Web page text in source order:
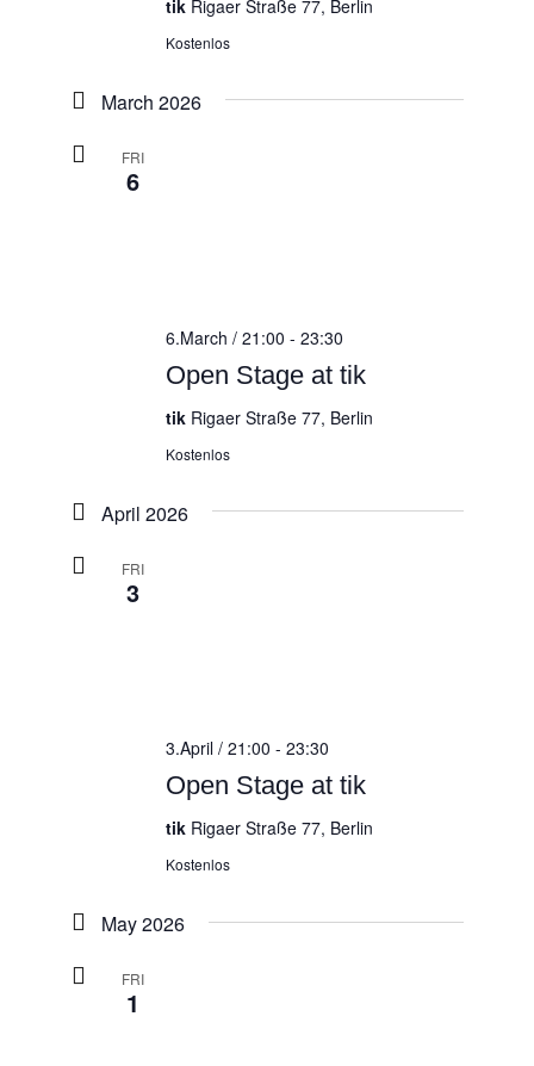
tik Rigaer Straße 77, Berlin
Kostenlos
March 2026
FRI
6
Open Stage at tik
6.March / 21:00 - 23:30
tik Rigaer Straße 77, Berlin
Kostenlos
April 2026
FRI
3
Open Stage at tik
3.April / 21:00 - 23:30
tik Rigaer Straße 77, Berlin
Kostenlos
May 2026
FRI
1